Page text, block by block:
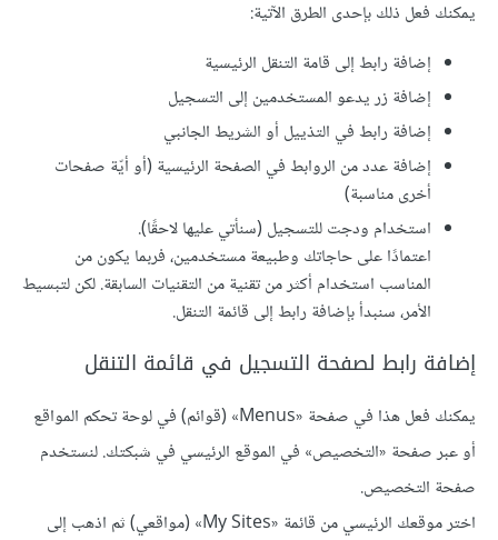
يمكنك فعل ذلك بإحدى الطرق الآتية:
إضافة رابط إلى قامة التنقل الرئيسية
إضافة زر يدعو المستخدمين إلى التسجيل
إضافة رابط في التذييل أو الشريط الجانبي
إضافة عدد من الروابط في الصفحة الرئيسية (أو أيّة صفحات
أخرى مناسبة)
استخدام ودجت للتسجيل (سنأتي عليها لاحقًا).
اعتمادًا على حاجاتك وطبيعة مستخدمين، فربما يكون من
المناسب استخدام أكثر من تقنية من التقنيات السابقة. لكن لتبسيط
الأمر، سنبدأ بإضافة رابط إلى قائمة التنقل.
إضافة رابط لصفحة التسجيل في قائمة التنقل
يمكنك فعل هذا في صفحة «Menus» (قوائم) في لوحة تحكم المواقع
أو عبر صفحة «التخصيص» في الموقع الرئيسي في شبكتك. لنستخدم
صفحة التخصيص.
اختر موقعك الرئيسي من قائمة «My Sites» (مواقعي) ثم اذهب إلى